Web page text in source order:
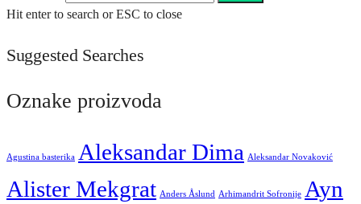
Hit enter to search or ESC to close
Suggested Searches
Oznake proizvoda
Agustina basterika Aleksandar Dima Aleksandar Novaković
Alister Mekgrat Anders Åslund Arhimandrit Sofronije Ayn